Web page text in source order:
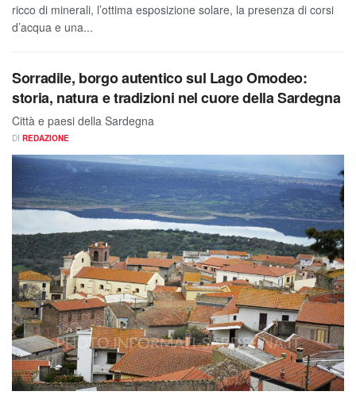
ricco di minerali, l’ottima esposizione solare, la presenza di corsi
d’acqua e una...
Sorradile, borgo autentico sul Lago Omodeo:
storia, natura e tradizioni nel cuore della Sardegna
Città e paesi della Sardegna
DI REDAZIONE